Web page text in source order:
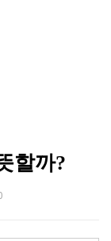
할까?